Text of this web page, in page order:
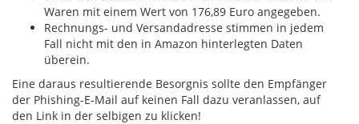
Waren mit einem Wert von 176,89 Euro angegeben.
Rechnungs- und Versandadresse stimmen in jedem
Fall nicht mit den in Amazon hinterlegten Daten
überein.
Eine daraus resultierende Besorgnis sollte den Empfänger
der Phishing-E-Mail auf keinen Fall dazu veranlassen, auf
den Link in der selbigen zu klicken!